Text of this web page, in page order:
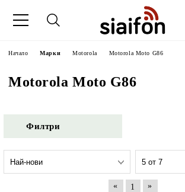
Начало Марки Motorola Motorola Moto G86
Motorola Moto G86
Филтри
« 1 »